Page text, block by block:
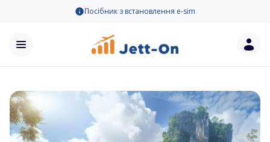
Посібник з встановлення e-sim